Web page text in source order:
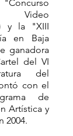
"Concurso
Video
y la "XIII
en Baja
ganadora
del VI
del
con el
de
Artística y
2004.